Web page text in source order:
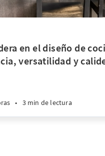
en el diseño de
versatilidad y
• 3 min de lectura